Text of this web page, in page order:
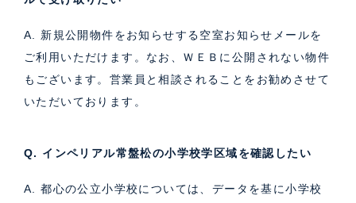
A. 新規公開物件をお知らせする空室お知らせメールを
ご利用いただけます。なお、ＷＥＢに公開されない物件
もございます。営業員と相談されることをお勧めさせて
いただいております。
Q. インペリアル常盤松の小学校学区域を確認したい
A. 都心の公立小学校については、データを基に小学校